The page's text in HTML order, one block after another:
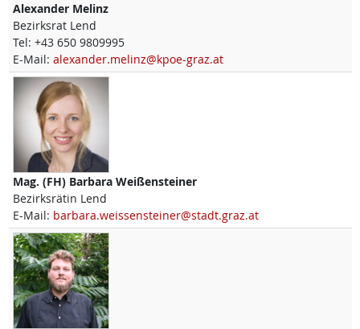
Alexander Melinz
Bezirksrat Lend
Tel: +43 650 9809995
E-Mail: alexander.melinz@kpoe-graz.at
Mag. (FH) Barbara Weißensteiner
Bezirksrätin Lend
E-Mail: barbara.weissensteiner@stadt.graz.at